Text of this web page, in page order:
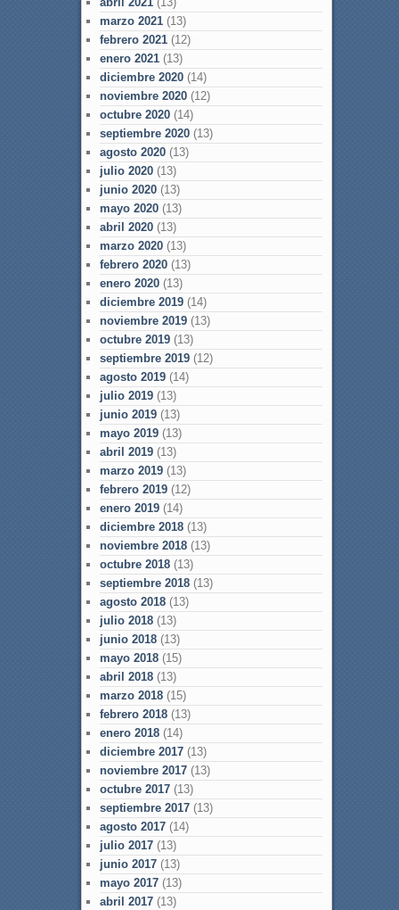
marzo 2021(13)
febrero 2021(12)
enero 2021(13)
diciembre 2020(14)
noviembre 2020(12)
octubre 2020(14)
septiembre 2020(13)
agosto 2020(13)
julio 2020(13)
junio 2020(13)
mayo 2020(13)
abril 2020(13)
marzo 2020(13)
febrero 2020(13)
enero 2020(13)
diciembre 2019(14)
noviembre 2019(13)
octubre 2019(13)
septiembre 2019(12)
agosto 2019(14)
julio 2019(13)
junio 2019(13)
mayo 2019(13)
abril 2019(13)
marzo 2019(13)
febrero 2019(12)
enero 2019(14)
diciembre 2018(13)
noviembre 2018(13)
octubre 2018(13)
septiembre 2018(13)
agosto 2018(13)
julio 2018(13)
junio 2018(13)
mayo 2018(15)
abril 2018(13)
marzo 2018(15)
febrero 2018(13)
enero 2018(14)
diciembre 2017(13)
noviembre 2017(13)
octubre 2017(13)
septiembre 2017(13)
agosto 2017(14)
julio 2017(13)
junio 2017(13)
mayo 2017(13)
abril 2017(13)